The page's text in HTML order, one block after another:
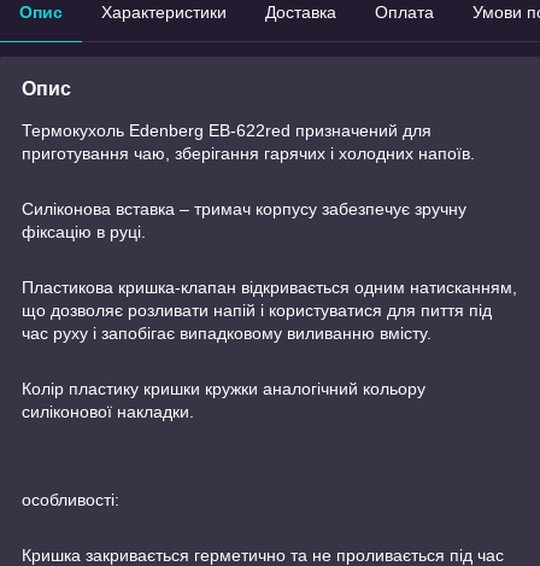
Опис Характеристики Доставка Оплата Умови
Опис
Термокухоль Edenberg EB-622red призначений для
приготування чаю, зберігання гарячих і холодних напоїв.
Силіконова вставка – тримач корпусу забезпечує зручну
фіксацію в руці.
Пластикова кришка-клапан відкривається одним натисканням,
що дозволяє розливати напій і користуватися для пиття під
час руху і запобігає випадковому виливанню вмісту.
Колір пластику кришки кружки аналогічний кольору
силіконової накладки.
особливості:
Кришка закривається герметично та не проливається під час